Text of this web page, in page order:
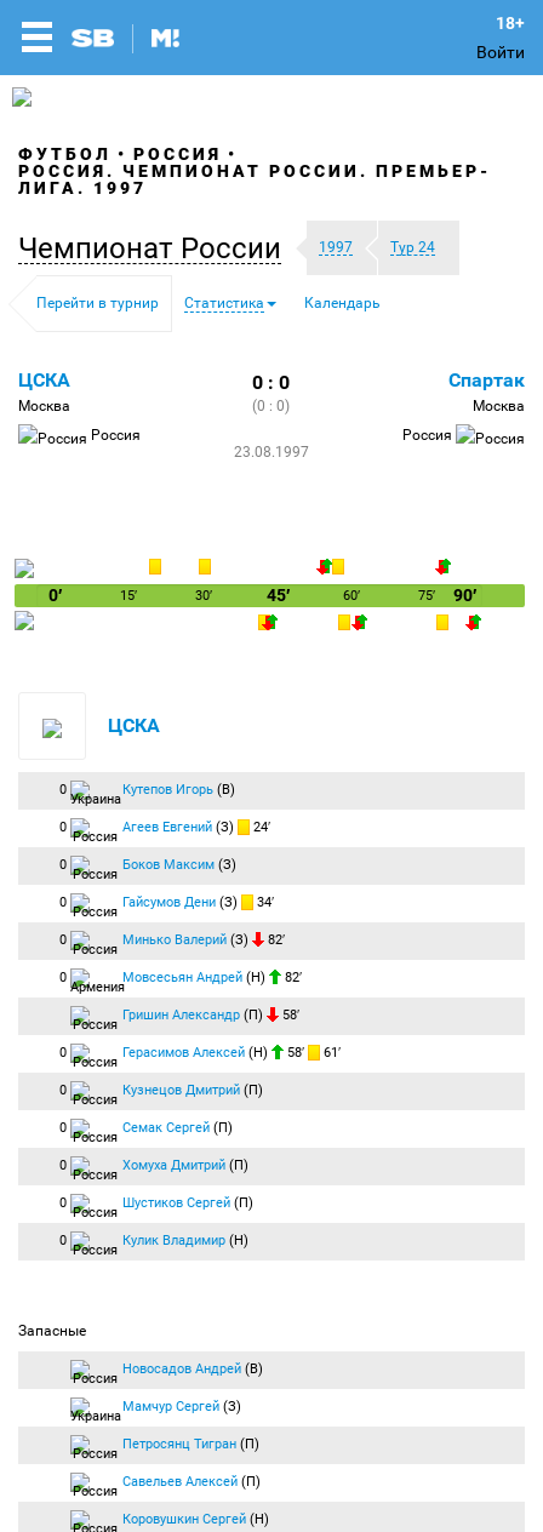
Войти
ФУТБОЛ
РОССИЯ
РОССИЯ. ЧЕМПИОНАТ РОССИИ. ПРЕМЬЕР-
ЛИГА. 1997
Чемпионат России 1997 Тур 24
Перейти в турнир Статистика Календарь
ЦСКА
Москва
Россия
0 : 0
(0 : 0)
23.08.1997
Спартак
Москва
Россия
0′ 15′ 30′ 45′ 60′ 75′ 90′
ЦСКА
0 Кутепов Игорь (В)
0 Агеев Евгений (З) 24′
0 Боков Максим (З)
0 Гайсумов Дени (З) 34′
0 Минько Валерий (З) 82′
0 Мовсесьян Андрей (Н) 82′
Гришин Александр (П) 58′
0 Герасимов Алексей (Н) 58′ 61′
0 Кузнецов Дмитрий (П)
0 Семак Сергей (П)
0 Хомуха Дмитрий (П)
0 Шустиков Сергей (П)
0 Кулик Владимир (Н)
Запасные
Новосадов Андрей (В)
Мамчур Сергей (З)
Петросянц Тигран (П)
Савельев Алексей (П)
Коровушкин Сергей (Н)